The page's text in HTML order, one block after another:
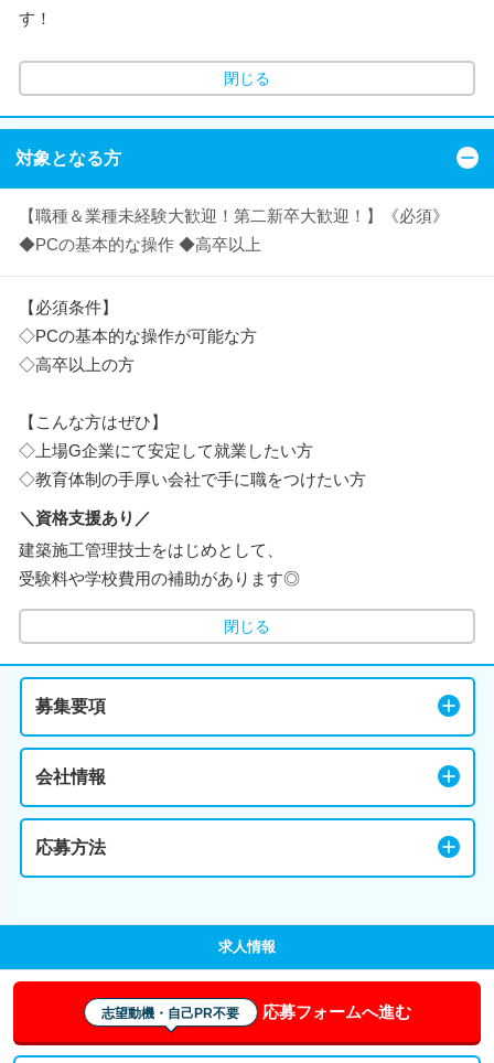
す！
閉じる
対象となる方
【職種＆業種未経験大歓迎！第二新卒大歓迎！】《必須》
◆PCの基本的な操作 ◆高卒以上
【必須条件】
◇PCの基本的な操作が可能な方
◇高卒以上の方
【こんな方はぜひ】
◇上場G企業にて安定して就業したい方
◇教育体制の手厚い会社で手に職をつけたい方
＼資格支援あり／
建築施工管理技士をはじめとして、
受験料や学校費用の補助があります◎
閉じる
募集要項
会社情報
応募方法
求人情報
志望動機・自己PR不要 応募フォームへ進む